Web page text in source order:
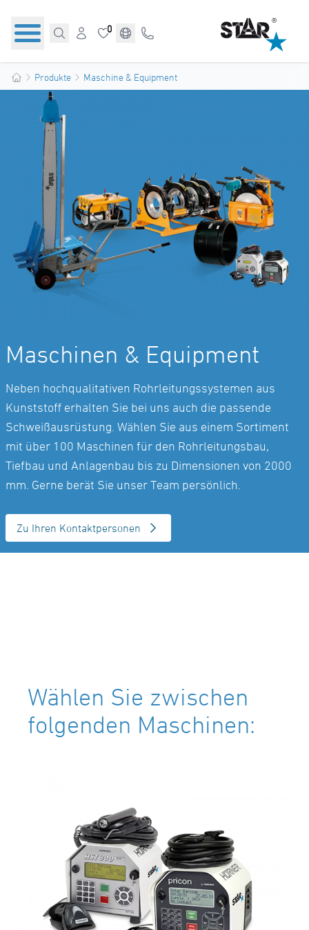
0
Produkte Maschine & Equipment
Maschinen & Equipment
Neben hochqualitativen Rohrleitungssystemen aus
Kunststoff erhalten Sie bei uns auch die passende
Schweißausrüstung. Wählen Sie aus einem Sortiment
mit über 100 Maschinen für den Rohrleitungsbau,
Tiefbau und Anlagenbau bis zu Dimensionen von 2000
mm. Gerne berät Sie unser Team persönlich.
Zu Ihren Kontaktpersonen
Wählen Sie zwischen
folgenden Maschinen: